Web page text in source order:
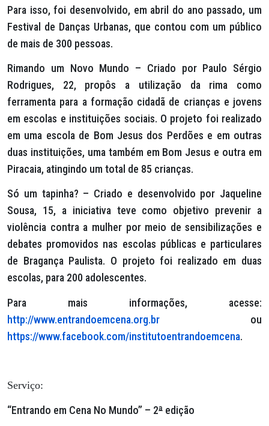
Para isso, foi desenvolvido, em abril do ano passado, um
Festival de Danças Urbanas, que contou com um público
de mais de 300 pessoas.
Rimando um Novo Mundo – Criado por Paulo Sérgio
Rodrigues, 22, propôs a utilização da rima como
ferramenta para a formação cidadã de crianças e jovens
em escolas e instituições sociais. O projeto foi realizado
em uma escola de Bom Jesus dos Perdões e em outras
duas instituições, uma também em Bom Jesus e outra em
Piracaia, atingindo um total de 85 crianças.
Só um tapinha? – Criado e desenvolvido por Jaqueline
Sousa, 15, a iniciativa teve como objetivo prevenir a
violência contra a mulher por meio de sensibilizações e
debates promovidos nas escolas públicas e particulares
de Bragança Paulista. O projeto foi realizado em duas
escolas, para 200 adolescentes.
Para mais informações, acesse:
http://www.entrandoemcena.org.br ou
https://www.facebook.com/institutoentrandoemcena.
Serviço:
“Entrando em Cena No Mundo” – 2ª edição